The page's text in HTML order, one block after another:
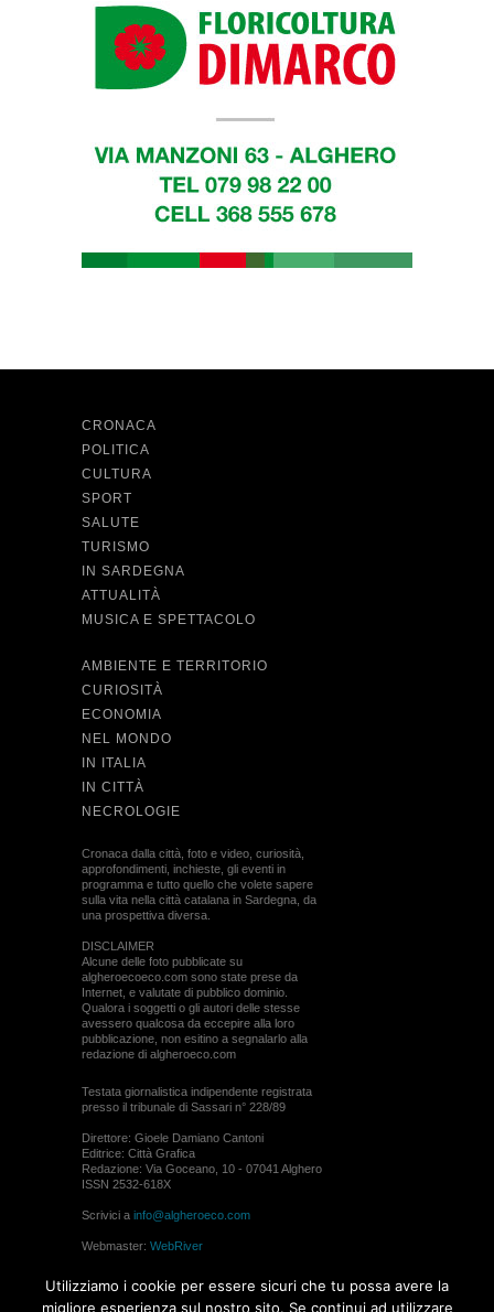
CRONACA
POLITICA
CULTURA
SPORT
SALUTE
TURISMO
IN SARDEGNA
ATTUALITÀ
MUSICA E SPETTACOLO
AMBIENTE E TERRITORIO
CURIOSITÀ
ECONOMIA
NEL MONDO
IN ITALIA
IN CITTÀ
NECROLOGIE
Cronaca dalla città, foto e video, curiosità,
approfondimenti, inchieste, gli eventi in
programma e tutto quello che volete sapere
sulla vita nella città catalana in Sardegna, da
una prospettiva diversa.
DISCLAIMER
Alcune delle foto pubblicate su
algheroecoeco.com sono state prese da
Internet, e valutate di pubblico dominio.
Qualora i soggetti o gli autori delle stesse
avessero qualcosa da eccepire alla loro
pubblicazione, non esitino a segnalarlo alla
redazione di algheroeco.com
Testata giornalistica indipendente registrata
presso il tribunale di Sassari n° 228/89
Direttore: Gioele Damiano Cantoni
Editrice: Città Grafica
Redazione: Via Goceano, 10 - 07041 Alghero
ISSN 2532-618X
Scrivici a info@algheroeco.com
Webmaster: WebRiver
permesso di algheroeco.com
Utilizziamo i cookie per essere sicuri che tu possa avere la
migliore esperienza sul nostro sito. Se continui ad utilizzare